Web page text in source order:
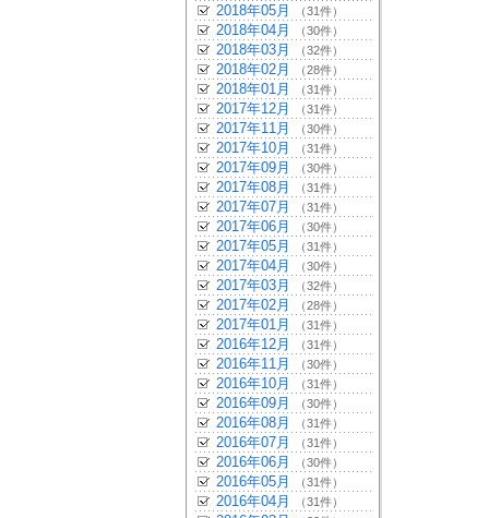
2018年05月 （31件）
2018年04月 （30件）
2018年03月 （32件）
2018年02月 （28件）
2018年01月 （31件）
2017年12月 （31件）
2017年11月 （30件）
2017年10月 （31件）
2017年09月 （30件）
2017年08月 （31件）
2017年07月 （31件）
2017年06月 （30件）
2017年05月 （31件）
2017年04月 （30件）
2017年03月 （32件）
2017年02月 （28件）
2017年01月 （31件）
2016年12月 （31件）
2016年11月 （30件）
2016年10月 （31件）
2016年09月 （30件）
2016年08月 （31件）
2016年07月 （31件）
2016年06月 （30件）
2016年05月 （31件）
2016年04月 （31件）